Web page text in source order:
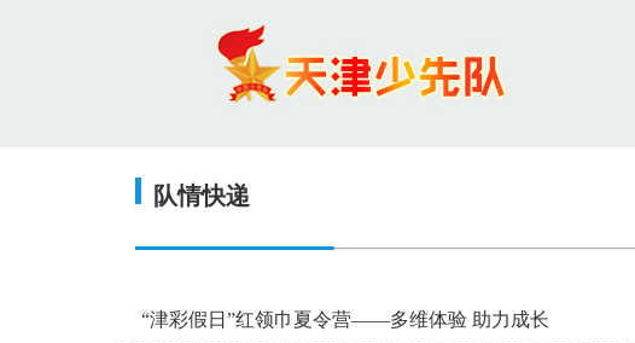
队情快递
“津彩假日”红领巾夏令营——多维体验 助力成长